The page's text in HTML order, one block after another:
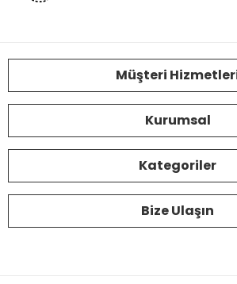
Müşteri
Kurumsal
Kategoriler
Bize Ulaşın